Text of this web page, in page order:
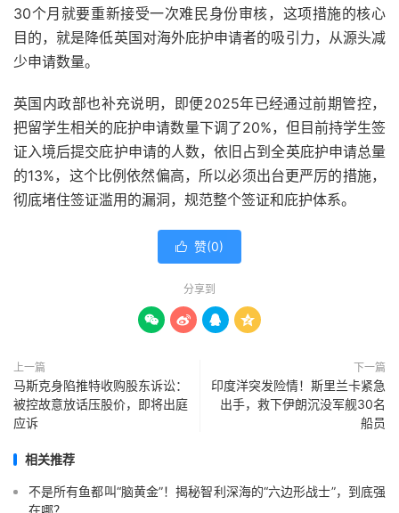
30个月就要重新接受一次难民身份审核，这项措施的核心
目的，就是降低英国对海外庇护申请者的吸引力，从源头减
少申请数量。
英国内政部也补充说明，即便2025年已经通过前期管控，
把留学生相关的庇护申请数量下调了20%，但目前持学生签
证入境后提交庇护申请的人数，依旧占到全英庇护申请总量
的13%，这个比例依然偏高，所以必须出台更严厉的措施，
彻底堵住签证滥用的漏洞，规范整个签证和庇护体系。
 赞(0)
分享到
   
上一篇
马斯克身陷推特收购股东诉讼：
被控故意放话压股价，即将出庭
应诉
下一篇
印度洋突发险情！斯里兰卡紧急
出手，救下伊朗沉没军舰30名
船员
相关推荐
不是所有鱼都叫“脑黄金”！揭秘智利深海的“六边形战士”，到底强
在哪？